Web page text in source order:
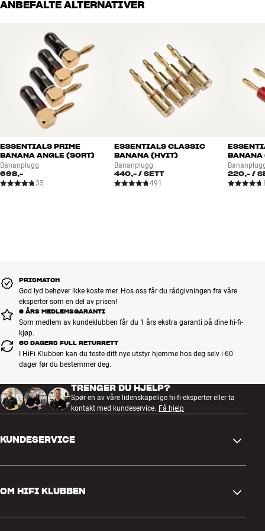
håndplukket kvalitet som er laget for å vare i mange år. Det er bra
ANBEFALTE ALTERNATIVER
ESSENTIALS PRIME
BANANA ANGLE (SORT)
Bananplugg
698,-
35
ESSENTIALS CLASSIC
BANANA (HVIT)
Bananplugg
440,-/ SETT
491
220,- /
PRISMATCH
God lyd behøver ikke koste mer. Hos oss får du rådgivningen fra våre
eksperter som en del av prisen!
6 ÅRS MEDLEMSGARANTI
Som medlem av kundeklubben får du 1 års ekstra garanti på dine hi-fi-
kjøp.
60 DAGERS FULL RETURRETT
I HiFi Klubben kan du teste ditt nye utstyr hjemme hos deg selv i 60
dager før du bestemmer deg.
TRENGER DU HJELP?
Spør en av våre lidenskapelige hi-fi-eksperter eller ta
kontakt med kundeservice. Få hjelp
KUNDESERVICE
Retur og reklamasjon
OM HIFI KLUBBEN